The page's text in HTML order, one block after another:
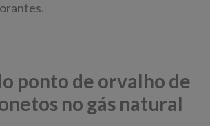
ponto de orvalho de
no gás natural